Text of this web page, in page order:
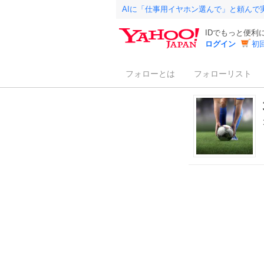
AIに「仕事用イヤホン選んで」と頼んで
IDでもっと便利
ログイン
初
フォローとは フォローリスト